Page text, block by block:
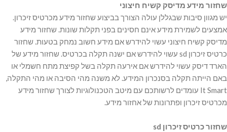
שחזור מידע מדיסק קשיח חיצוני
יש מגוון סיבות שבגללן עולה הצורך בביצוע שחזור מידע מכרטיס זיכרון.
אמצעים לשמירת מידע אינם חסינים בפני תקלות שונות. שחזור מידע
מדיסק קשיח חיצוני עשוי להידרש אם מידע חשוב נמחק בטעות. שחזור
כרטיס זיכרון sd עשוי להידרש אם ישנה תקלה בכרטיס. שחזור מידע של
הארד דיסק עשוי להידרש אם אירעה תקלה בשל קפיצת מתח חשמלי או
באם הייתה תקלה בסנכרון המידע. לא משנה מהי הסיבה או מהי התקלה,
It Smart עומדים לרשותכם עם מיטב הטכנולוגיות לצורך שחזור מידע
מכרטיס זיכרון ופתרונות של אחזור מידע.
שחזור כרטיס זיכרון sd